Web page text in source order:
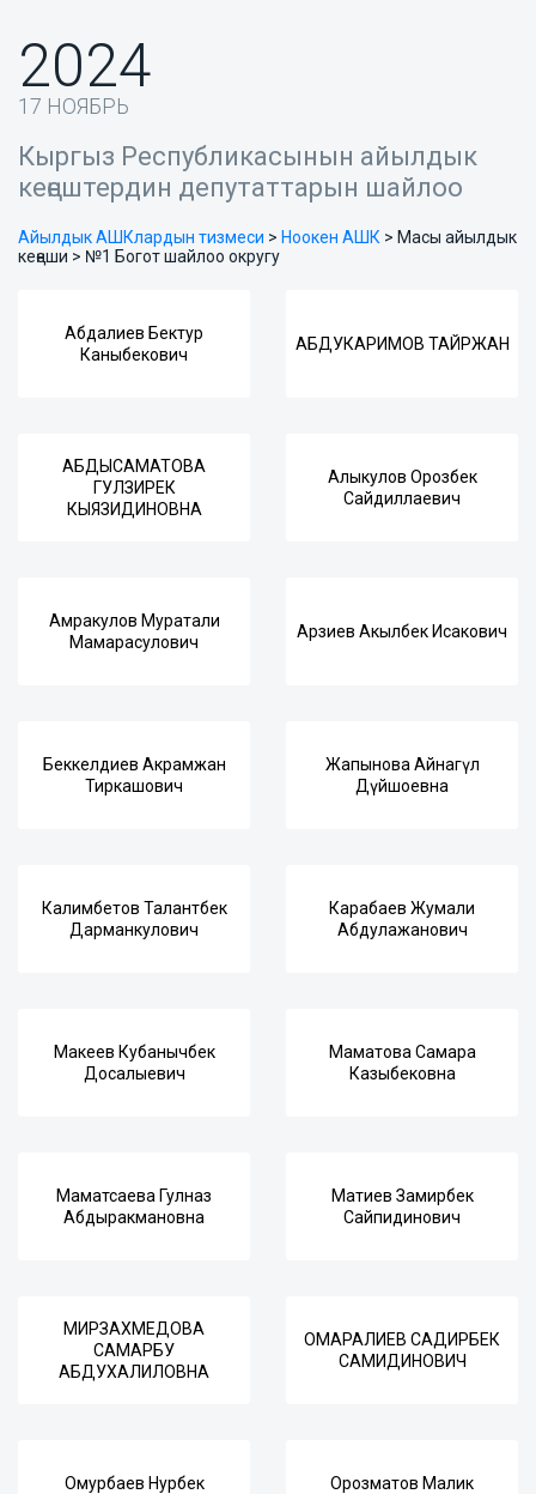
2024
17 НОЯБРЬ
Кыргыз Республикасынын айылдык
кеңештердин депутаттарын шайлоо
Айылдык АШКлардын тизмеси > Ноокен АШК > Масы айылдык
кеңеши > №1 Богот шайлоо округу
Абдалиев Бектур
Каныбекович
АБДУКАРИМОВ ТАЙРЖАН
АБДЫСАМАТОВА
ГУЛЗИРЕК
КЫЯЗИДИНОВНА
Алыкулов Орозбек
Сайдиллаевич
Амракулов Муратали
Мамарасулович
Арзиев Акылбек Исакович
Беккелдиев Акрамжан
Тиркашович
Жапынова Айнагүл
Дүйшоевна
Калимбетов Талантбек
Дарманкулович
Карабаев Жумали
Абдулажанович
Макеев Кубанычбек
Досалыевич
Маматова Самара
Казыбековна
Маматсаева Гулназ
Абдыракмановна
Матиев Замирбек
Сайпидинович
МИРЗАХМЕДОВА
САМАРБУ
АБДУХАЛИЛОВНА
ОМАРАЛИЕВ САДИРБЕК
САМИДИНОВИЧ
Омурбаев Нурбек
Орозматов Малик